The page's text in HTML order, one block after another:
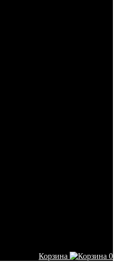
Корзина
0